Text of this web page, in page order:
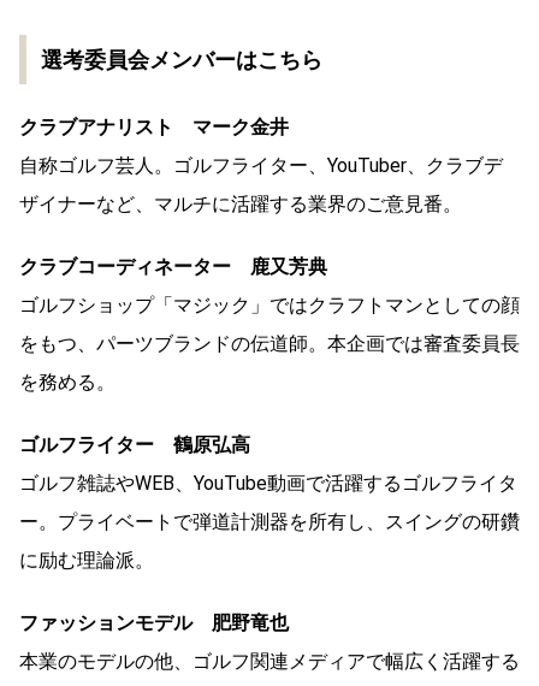
選考委員会メンバーはこちら
クラブアナリスト マーク金井
自称ゴルフ芸人。ゴルフライター、YouTuber、クラブデ
ザイナーなど、マルチに活躍する業界のご意見番。
クラブコーディネーター 鹿又芳典
ゴルフショップ「マジック」ではクラフトマンとしての顔
をもつ、パーツブランドの伝道師。本企画では審査委員長
を務める。
ゴルフライター 鶴原弘高
ゴルフ雑誌やWEB、YouTube動画で活躍するゴルフライタ
ー。プライベートで弾道計測器を所有し、スイングの研鑽
に励む理論派。
ファッションモデル 肥野竜也
本業のモデルの他、ゴルフ関連メディアで幅広く活躍する